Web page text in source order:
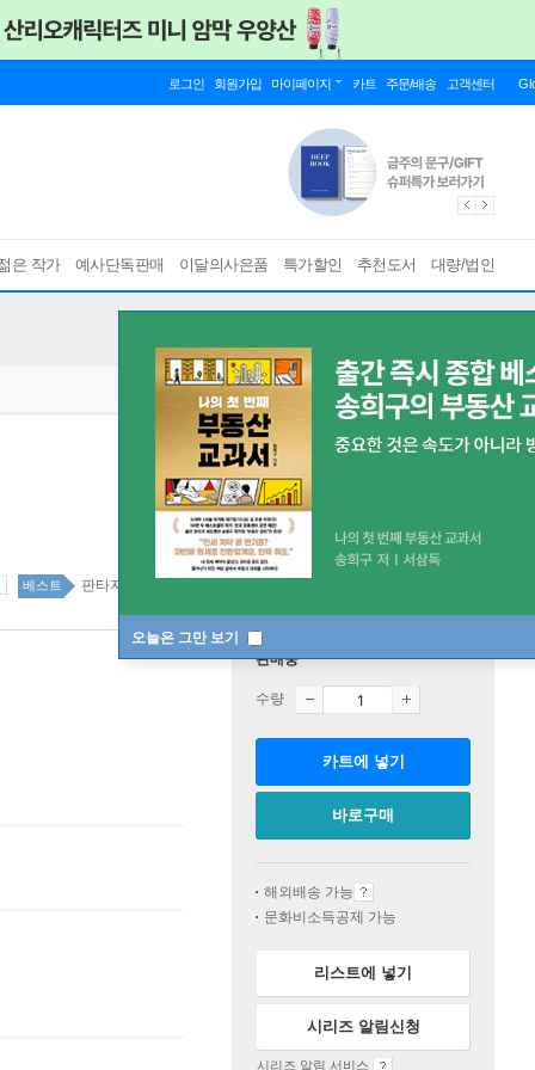
로그인 회원가입 마이페이지 카트 주문/배송 고객센터
은 작가 예사단독판매 이달의사은품 특가할인 추천도서 대량/법인
오늘은 그만 보기
베스트 판타지 33위
판매중
수량
카트에 넣기
바로구매
해외배송 가능
문화비소득공제 가능
리스트에 넣기
시리즈 알림신청
시리즈 알림 서비스